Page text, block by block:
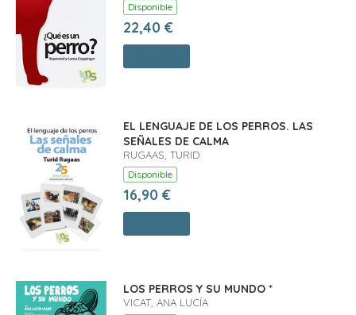
Disponible
22,40 €
EL LENGUAJE DE LOS PERROS. LAS
SEÑALES DE CALMA
RUGAAS, TURID
Disponible
16,90 €
LOS PERROS Y SU MUNDO *
VICAT, ANA LUCÍA